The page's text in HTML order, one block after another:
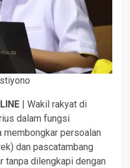
| Wakil rakyat di
dalam fungsi
membongkar persoalan
dan pascatambang
tanpa dilengkapi dengan